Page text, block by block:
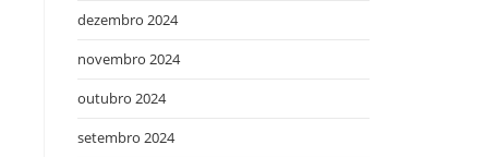
dezembro 2024
novembro 2024
outubro 2024
setembro 2024